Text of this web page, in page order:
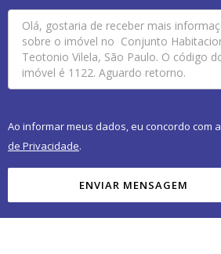
Ao informar meus dados, eu concordo com a
de Privacidade.
ENVIAR MENSAGEM